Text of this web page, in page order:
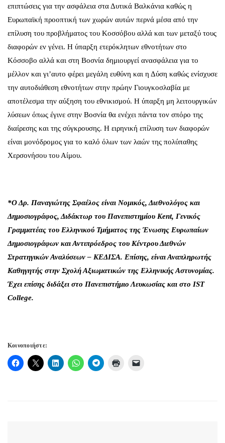
επιπτώσεις για την ασφάλεια στα Δυτικά Βαλκάνια καθώς η
Ευρωπαϊκή προοπτική των χωρών αυτών περνά μέσα από την
επίλυση του προβλήματος του Κοσσόβου αλλά και των μεταξύ τους
διαφορών εν γένει. Η ύπαρξη ετερόκλητων εθνοτήτων στο
Κόσσοβο αλλά και στη Βοσνία δημιουργεί ανασφάλεια για το
μέλλον και γι’αυτο φέρει μεγάλη ευθύνη και η Δύση καθώς ενίσχυσε
την αυτοδιάθεση εθνοτήτων στην πρώην Γιουγκοσλαβία με
αποτέλεσμα την αύξηση του εθνικισμού. Η ύπαρξη μη λειτουργικών
λύσεων όπως έγινε στην Βοσνία θα ενέχει πάντα τον σπόρο της
διαίρεσης και της σύγκρουσης. Η ειρηνική επίλυση των διαφορών
είναι μονόδρομος για το καλό όλων των λαών της πολύπαθης
Χερσονήσου του Αίμου.
*Ο Δρ. Παναγιώτης Σφαέλος είναι Νομικός, Διεθνολόγος και
Δημοσιογράφος, Διδάκτωρ του Πανεπιστημίου Kent, Γενικός
Γραμματέας του Ελληνικού Τμήματος της Ένωσης Ευρωπαίων
Δημοσιογράφων και Αντιπρόεδρος του Κέντρου Διεθνών
Στρατηγικών Αναλύσεων – ΚΕΔΙΣΑ. Επίσης, είναι Αναπληρωτής
Καθηγητής στην Σχολή Αξιωματικών της Ελληνικής Αστυνομίας.
Έχει επίσης διδάξει στο Πανεπιστήμιο Λευκωσίας και στο IST
College.
Κοινοποιήστε: